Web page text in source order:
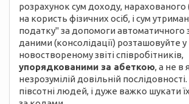
розрахунок сум доходу, нарахованого
на користь фізичних осіб, і сум
податку" за допомоги автоматичного
даними (консолідації) розташовуйте у
новоствореному звіті співробітників,
упорядкованими за абеткою, а не в
незрозумілій довільній
півсотні людей, і дуже важко шукати